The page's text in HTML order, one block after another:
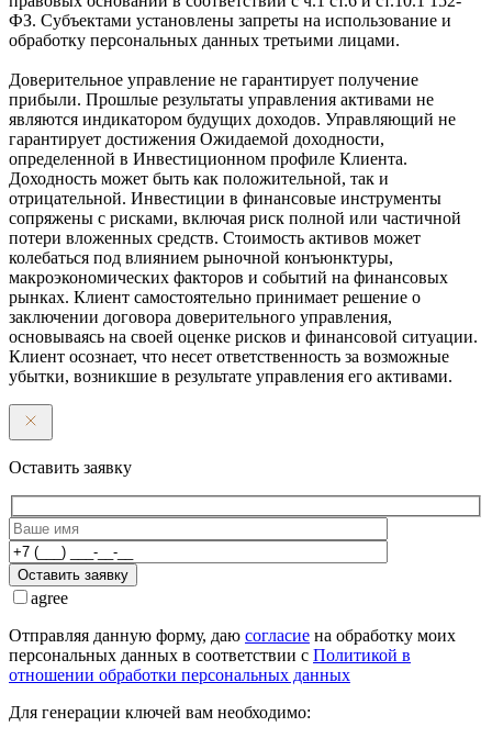
ФЗ. Субъектами установлены запреты на использование и
обработку персональных данных третьими лицами.
Доверительное управление не гарантирует получение
прибыли. Прошлые результаты управления активами не
являются индикатором будущих доходов. Управляющий не
гарантирует достижения Ожидаемой доходности,
определенной в Инвестиционном профиле Клиента.
Доходность может быть как положительной, так и
отрицательной. Инвестиции в финансовые инструменты
сопряжены с рисками, включая риск полной или частичной
потери вложенных средств. Стоимость активов может
колебаться под влиянием рыночной конъюнктуры,
макроэкономических факторов и событий на финансовых
рынках. Клиент самостоятельно принимает решение о
заключении договора доверительного управления,
основываясь на своей оценке рисков и финансовой ситуации.
Клиент осознает, что несет ответственность за возможные
убытки, возникшие в результате управления его активами.
Оставить заявку
Оставить заявку
agree
Отправляя данную форму, даю согласие на обработку моих
персональных данных в соответствии с Политикой в
отношении обработки персональных данных
Для генерации ключей вам необходимо: